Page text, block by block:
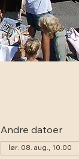
Andre datoer
lør. 08. aug., 10.00